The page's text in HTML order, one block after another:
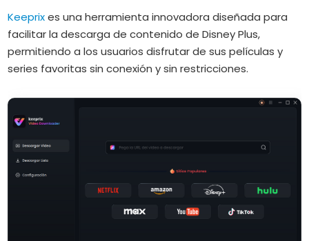
Keeprixes una herramienta innovadora diseñada para
facilitar la descarga de contenido de Disney Plus,
permitiendo a los usuarios disfrutar de sus películas y
series favoritas sin conexión y sin restricciones.